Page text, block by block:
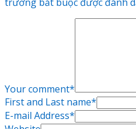
Your comment*
First and Last name*
E-mail Address*